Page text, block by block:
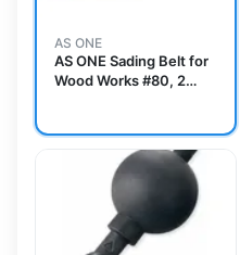
AS ONE
AS ONE Sading Belt for
Wood Works #80, 2